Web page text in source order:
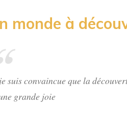
monde à
suis convaincue que la
grande joie